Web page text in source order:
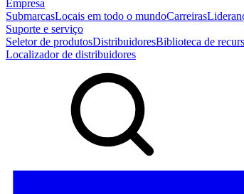
Empresa
SubmarcasLocais em todo o mundoCarreiras
Suporte e serviço
Seletor de produtosDistribuidoresBiblioteca de
Localizador de distribuidores